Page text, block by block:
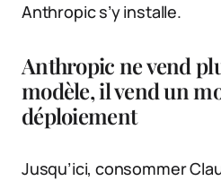
Anthropic s’y installe.
Anthropic ne vend
modèle, il vend un
déploiement
Jusqu’ici, consommer